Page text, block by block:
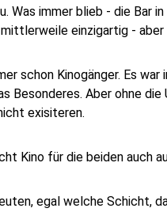
Was immer blieb - die Bar
einzigartig -
schon Kinogänger. Es
Besonderes. Aber ohne die
exisiteren.
Kino für die beiden auch
egal welche Schicht,